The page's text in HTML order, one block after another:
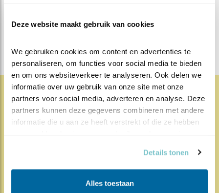
Deze website maakt gebruik van cookies
We gebruiken cookies om content en advertenties te
personaliseren, om functies voor social media te bieden
en om ons websiteverkeer te analyseren. Ook delen we
informatie over uw gebruik van onze site met onze
partners voor social media, adverteren en analyse. Deze
partners kunnen deze gegevens combineren met andere
informatie die u aan ze heeft verstrekt of die ze hebben
Details tonen
Alles toestaan
Natuur en Vogels
Herleef de Lente: de vele